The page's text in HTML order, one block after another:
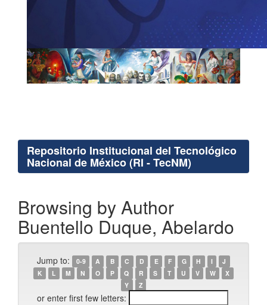
Repositorio Institucional del Tecnológico
Nacional de México (RI - TecNM)
Browsing by Author
Buentello Duque, Abelardo
Jump to: 0-9 A B C D E F G H I
J
K
L M N O P Q R S T U V W
X
Y
Z
or enter first few letters: